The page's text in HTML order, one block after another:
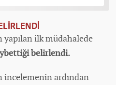
yapılan ilk müdahalede
belirlendi.
incelemenin ardından